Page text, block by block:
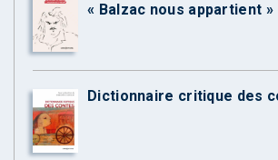
« Balzac nous appartient »
Dictionnaire critique des